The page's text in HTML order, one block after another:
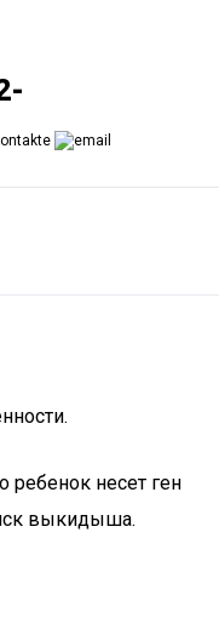
ребенок несет ген
выкидыша.